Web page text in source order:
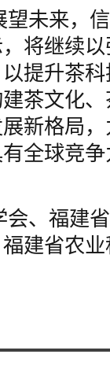
望未来，
将继续
提升茶
茶文化
新格局
全球竞
、福建
建省农